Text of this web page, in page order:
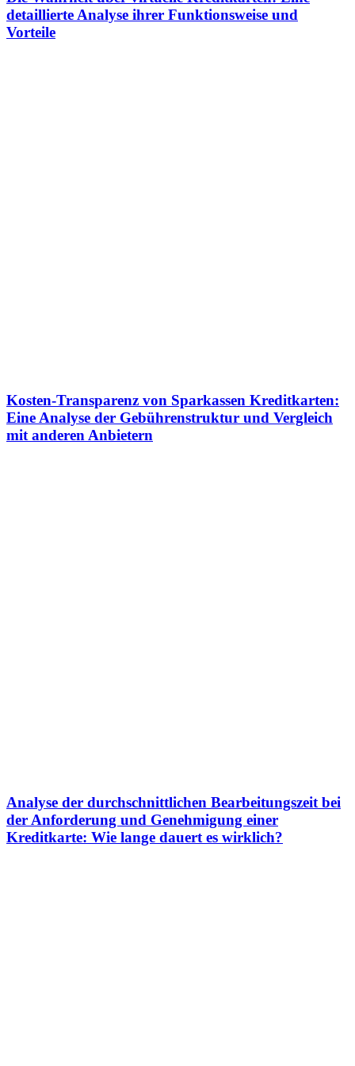
detaillierte Analyse ihrer Funktionsweise und
Vorteile
Kosten-Transparenz von Sparkassen Kreditkarten:
Eine Analyse der Gebührenstruktur und Vergleich
mit anderen Anbietern
Analyse der durchschnittlichen Bearbeitungszeit bei
der Anforderung und Genehmigung einer
Kreditkarte: Wie lange dauert es wirklich?